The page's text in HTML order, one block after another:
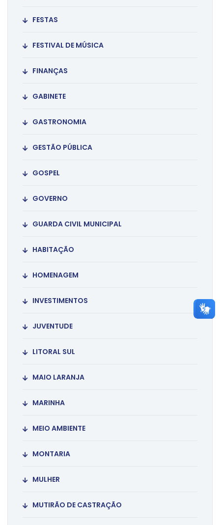
FESTAS
FESTIVAL DE MÚSICA
FINANÇAS
GABINETE
GASTRONOMIA
GESTÃO PÚBLICA
GOSPEL
GOVERNO
GUARDA CIVIL MUNICIPAL
HABITAÇÃO
HOMENAGEM
INVESTIMENTOS
JUVENTUDE
LITORAL SUL
MAIO LARANJA
MARINHA
MEIO AMBIENTE
MONTARIA
MULHER
MUTIRÃO DE CASTRAÇÃO